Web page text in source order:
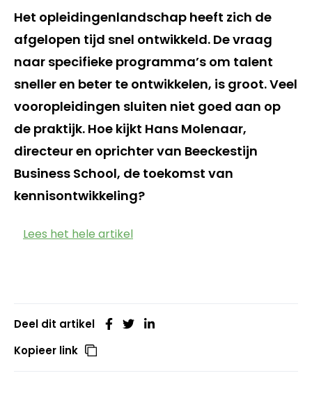
Het opleidingenlandschap heeft zich de
afgelopen tijd snel ontwikkeld. De vraag
naar specifieke programma’s om talent
sneller en beter te ontwikkelen, is groot. Veel
vooropleidingen sluiten niet goed aan op
de praktijk. Hoe kijkt Hans Molenaar,
directeur en oprichter van Beeckestijn
Business School, de toekomst van
kennisontwikkeling?
Lees het hele artikel
Deel dit artikel
Kopieer link